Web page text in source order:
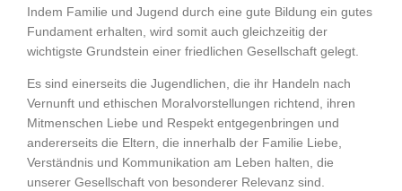
Indem Familie und Jugend durch eine gute Bildung ein gutes
Fundament erhalten, wird somit auch gleichzeitig der
wichtigste Grundstein einer friedlichen Gesellschaft gelegt.
Es sind einerseits die Jugendlichen, die ihr Handeln nach
Vernunft und ethischen Moralvorstellungen richtend, ihren
Mitmenschen Liebe und Respekt entgegenbringen und
andererseits die Eltern, die innerhalb der Familie Liebe,
Verständnis und Kommunikation am Leben halten, die
unserer Gesellschaft von besonderer Relevanz sind.